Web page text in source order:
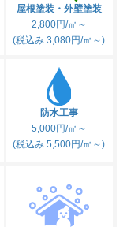
屋根塗装・外壁塗装
2,800円/㎡～
(税込み 3,080円/㎡～)
防水工事
5,000円/㎡～
(税込み 5,500円/㎡～)